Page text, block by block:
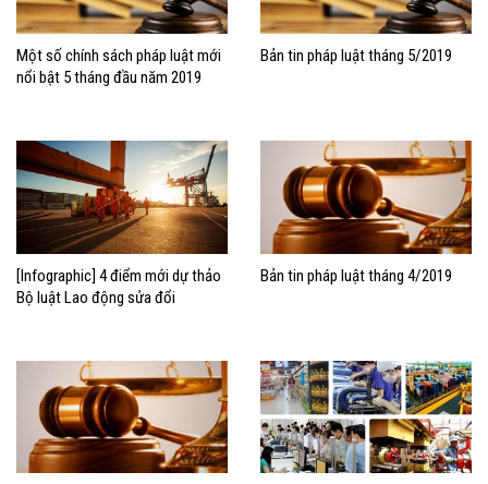
Một số chính sách pháp luật mới
nổi bật 5 tháng đầu năm 2019
Bản tin pháp luật tháng 5/2019
[Infographic] 4 điểm mới dự thảo
Bộ luật Lao động sửa đổi
Bản tin pháp luật tháng 4/2019